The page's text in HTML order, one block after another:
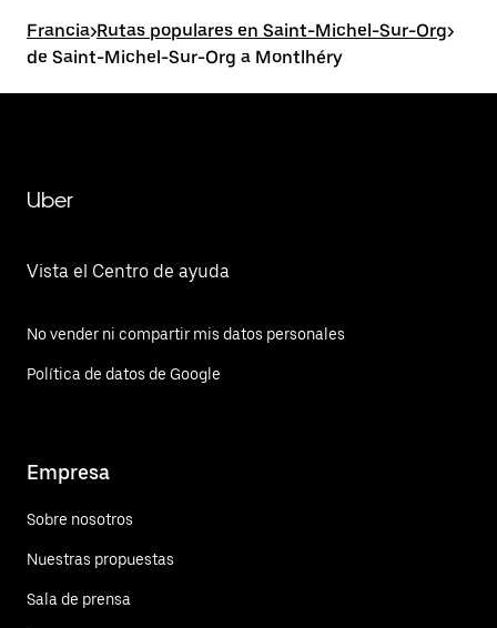
Francia>Rutas populares en Saint-Michel-Sur-Org>
de Saint-Michel-Sur-Org a Montlhéry
Uber
Vista el Centro de ayuda
No vender ni compartir mis datos personales
Política de datos de Google
Empresa
Sobre nosotros
Nuestras propuestas
Sala de prensa